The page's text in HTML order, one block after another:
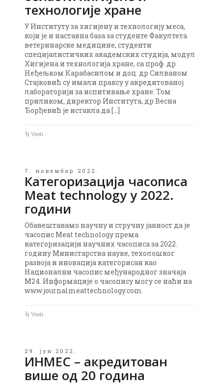
технологије хране
У Институту за хигијену и технологију меса,
који је и наставна база за студенте Факултета
ветеринарске медицине, студенти
специјалистичких академских студија, модул
Хигијена и технологија хране, са проф. др
Неђељком Карабасилом и доц. др Силваном
Стајковић су имали праксу у акредитованој
лабораторији за испитивање хране. Том
приликом, директор Института, др Весна
Ђорђевић је истакла да […]
Vesti
7. новембар 2022.
Категоризација часописа
Meat technology у 2022.
години
Обавештавамо научну и стручну јавност да је
часопис Meat technology према
категоризацији научних часописа за 2022.
годину Министарства науке, техолошког
развоја и иновација категорисан као
Национални часопис међународног значаја
М24. Информације о часопису могу се наћи на
www.journalmeattechnology.com
Vesti
29. јун 2022.
ИНМЕС – акредитован
више од 20 година